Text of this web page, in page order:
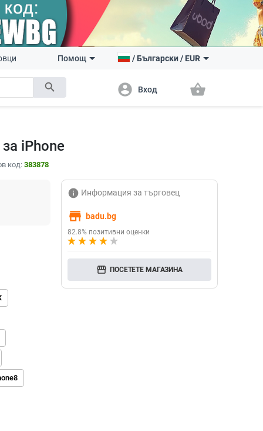
search
Помощ /Български/ EUR
account_circle Вход shopping_basket
iPhone
код: 383878
info Информация за търговец
store badu.bg
82.8% позитивни оценки
storefront ПОСЕТЕТЕ МАГАЗИНА